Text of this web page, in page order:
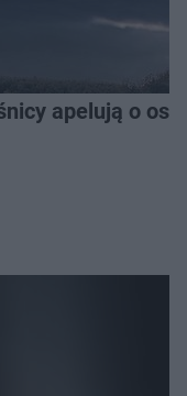
apelują o